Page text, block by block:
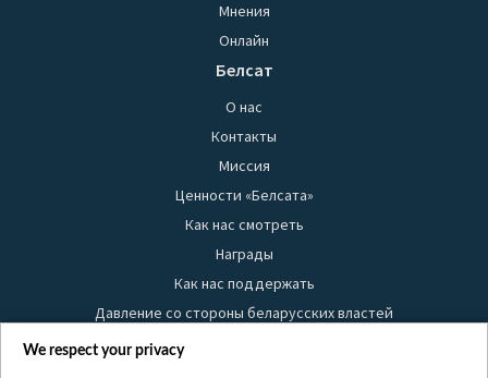
Мнения
Онлайн
Белсат
О нас
Контакты
Миссия
Ценности «Белсата»
Как нас смотреть
Награды
Как нас поддержать
Давление со стороны беларусских властей
Правила использования материалов
We respect your privacy